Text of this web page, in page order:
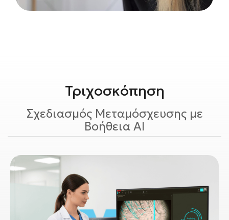
Τριχοσκόπηση
Σχεδιασμός Μεταμόσχευσης με
Βοήθεια AI